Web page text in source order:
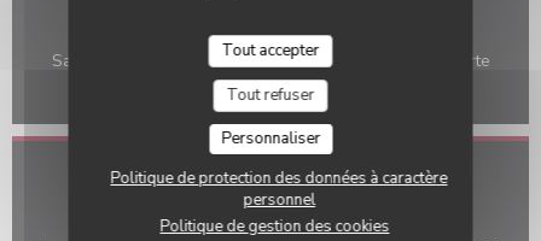
Tout accepter
Tout refuser
Personnaliser
Politique de protection des données à caractère
personnel
Politique de gestion des cookies
Moyens de paiement
Sans Contact, Eurocard/Mastercard, Espèces, Visa, Carte
Bleue
Horaires